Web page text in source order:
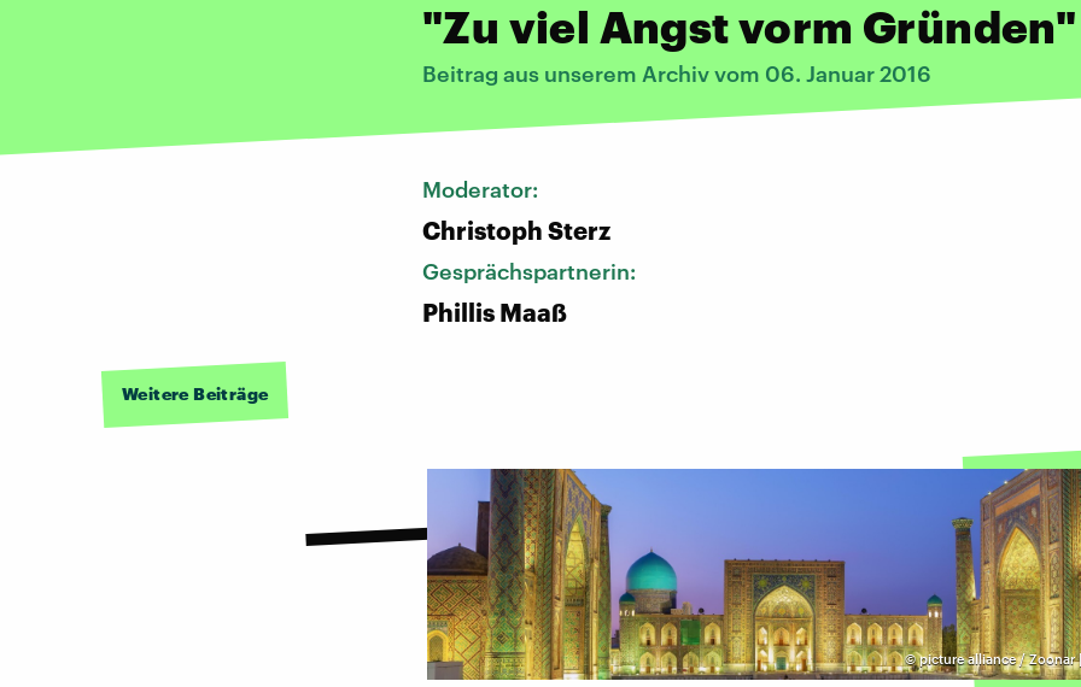
"Zu viel Angst vorm Gründen"
Beitrag aus unserem Archiv vom 06. Januar 2016
Moderator:
Christoph Sterz
Gesprächspartnerin:
Phillis Maaß
Weitere Beiträge
©picture alliance / Zoonar